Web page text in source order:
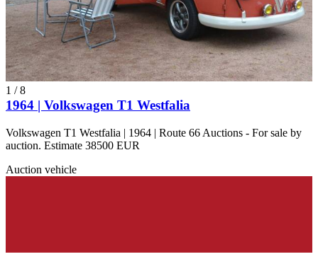
1 /8
1964 | Volkswagen T1 Westfalia
Volkswagen T1 Westfalia | 1964 | Route 66 Auctions - For sale by
auction. Estimate 38500 EUR
Auction vehicle